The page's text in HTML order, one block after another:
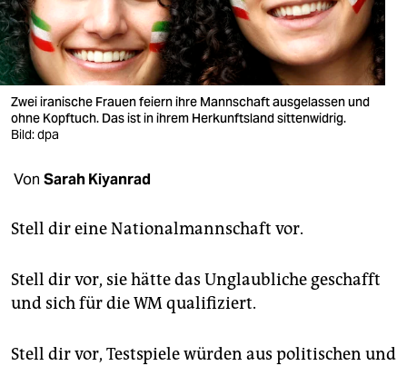
wahrheit
verlag
verlag
veranstaltungen
unterstützen
abo
genossenschaft
epaper login
Zwei iranische Frauen feiern ihre Mannschaft ausgelassen und
ohne Kopftuch. Das ist in ihrem Herkunftsland sittenwidrig.
Bild: dpa
Von Sarah Kiyanrad
Stell dir eine Nationalmannschaft vor.
Stell dir vor, sie hätte das Unglaubliche geschafft
und sich für die WM qualifiziert.
Stell dir vor, Testspiele würden aus politischen und